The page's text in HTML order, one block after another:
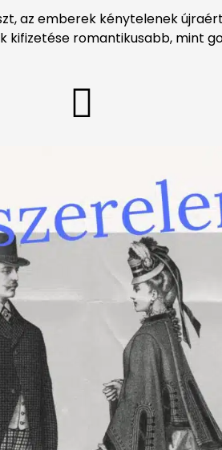
az emberek kénytelenek
kifizetése romantikusabb, mint